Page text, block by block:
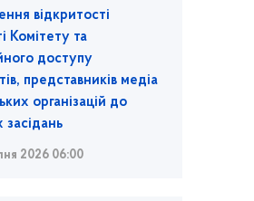
відкритості
Комітету та
доступу
представників медіа
організацій до
засідань
2026 06:00